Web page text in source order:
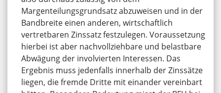
Margenteilungsgrundsatz abzuweisen und in der
Bandbreite einen anderen, wirtschaftlich
vertretbaren Zinssatz festzulegen. Voraussetzung
hierbei ist aber nachvollziehbare und belastbare
Abwägung der involvierten Interessen. Das
Ergebnis muss jedenfalls innerhalb der Zinssätze
liegen, die fremde Dritte mit einander vereinbart